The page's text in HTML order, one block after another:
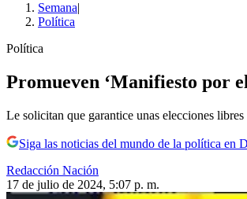
Semana|
Política
Política
Promueven ‘Manifiesto por
Le solicitan que garantice unas elecciones
Siga las noticias del mundo de la política en
Redacción Nación
17 de julio de 2024, 5:07 p. m.